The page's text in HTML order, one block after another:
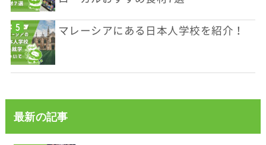
マレーシアにある日本人学校を紹介！
最新の記事